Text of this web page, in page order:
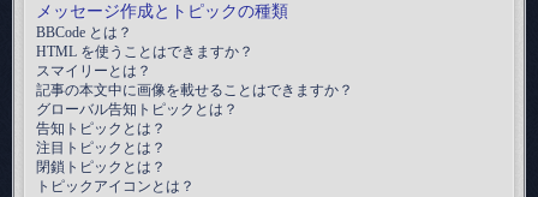
メッセージ作成とトピックの種類
BBCode とは？
HTML を使うことはできますか？
スマイリーとは？
記事の本文中に画像を載せることはできますか？
グローバル告知トピックとは？
告知トピックとは？
注目トピックとは？
閉鎖トピックとは？
トピックアイコンとは？